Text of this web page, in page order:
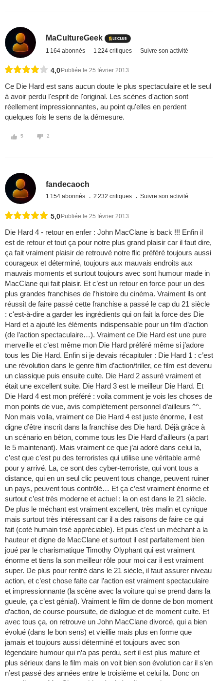
MaCultureGeek
1 164 abonnés 1 224 critiques Suivre son activité
4,0 Publiée le 25 février 2013
Ce Die Hard est sans aucun doute le plus spectaculaire et le seul
à avoir perdu l'esprit de l'original. Les scènes d'action sont
réellement impressionnantes, au point qu'elles en perdent
quelques fois le sens de la démesure.
5 2
fandecaoch
1 154 abonnés 2 232 critiques Suivre son activité
5,0 Publiée le 25 février 2013
Die Hard 4 - retour en enfer : John MacClane is back !!! Enfin il
est de retour et tout ça pour notre plus grand plaisir car il faut dire,
ça fait vraiment plaisir de retrouvé notre flic préféré toujours aussi
courageux et déterminé, toujours aux mauvais endroits aux
mauvais moments et surtout toujours avec sont humour made in
MacClane qui fait plaisir. Et c’est un retour en force pour un des
plus grandes franchises de l’histoire du cinéma. Vraiment ils ont
réussit de faire passé cette franchise a passé le cap du 21 siècle
: c'est-à-dire a garder les ingrédients qui on fait la force des Die
Hard et a ajouté les éléments indispensable pour un film d’action
(de l’action spectaculaire…). Vraiment ce Die Hard est une pure
merveille et c’est même mon Die Hard préféré même si j’adore
tous les Die Hard. Enfin si je devais récapituler : Die Hard 1 : c’est
une révolution dans le genre film d’action/triller, ce film est devenu
un classique puis ensuite culte. Die Hard 2 assuré vraiment et
était une excellent suite. Die Hard 3 est le meilleur Die Hard. Et
Die Hard 4 est mon préféré : voila comment je vois les choses de
mon points de vue, avis complètement personnel d’ailleurs ^^.
Non mais voila, vraiment ce Die Hard 4 est juste énorme, il est
digne d’être inscrit dans la franchise des Die hard. Déjà grâce à
un scénario en béton, comme tous les Die Hard d’ailleurs (a part
le 5 maintenant). Mais vraiment ce que j’ai adoré dans celui la,
c’est que c’est pu des terroristes qui utilise une véritable armé
pour y arrivé. La, ce sont des cyber-terroriste, qui vont tous a
distance, qui en un seul clic peuvent tous change, peuvent ruiner
un pays, peuvent tous contrôlé… Et ça c’est vraiment énorme et
surtout c’est très moderne et actuel : la on est dans le 21 siècle.
De plus le méchant est vraiment excellent, très malin et cynique
mais surtout très intéressant car il a des raisons de faire ce qui
fait (coté humain trsè appréciable). Et puis c’est un méchant a la
hauteur et digne de MacClane et surtout il est parfaitement bien
joué par le charismatique Timothy Olyphant qui est vraiment
énorme et tiens la son meilleur rôle pour moi car il est vraiment
super. De plus pour rentré dans le 21 siècle, il faut assurer niveau
action, et c’est chose faite car l’action est vraiment spectaculaire
et impressionnante (la scène avec la voiture qui se prend dans la
gueule, ça c’est génial). Vraiment le film de donne de bon moment
d’action, de course poursuite, de dialogue et de moment culte. Et
avec tous ça, on retrouve un John MacClane divorcé, qui a bien
évolué (dans le bon sens) et vieillie mais plus en forme que
jamais et toujours aussi déterminé et toujours avec son
légendaire humour qui n’a pas perdu, sert il est plus mature et
plus sérieux dans le film mais on voit bien son évolution car il s’en
n’est passé des années entre le troisième et celui la. Donc on